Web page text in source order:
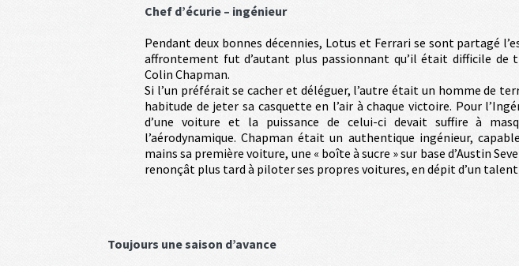
Chef d’écurie – ingénieur
Pendant deux bonnes décennies, Lotus et Ferrari se sont partagé
affrontement fut d’autant plus passionnant qu’il était difficile de
Colin Chapman.
Si l’un préférait se cacher et déléguer, l’autre était un homme de
habitude de jeter sa casquette en l’air à chaque victoire. Pour
d’une voiture et la puissance de celui-ci devait suffire à
l’aérodynamique. Chapman était un authentique ingénieur,
mains sa première voiture, une « boîte à sucre » sur base d’Austin
renonçât plus tard à piloter ses propres voitures, en dépit d’un
Toujours une saison d’avance